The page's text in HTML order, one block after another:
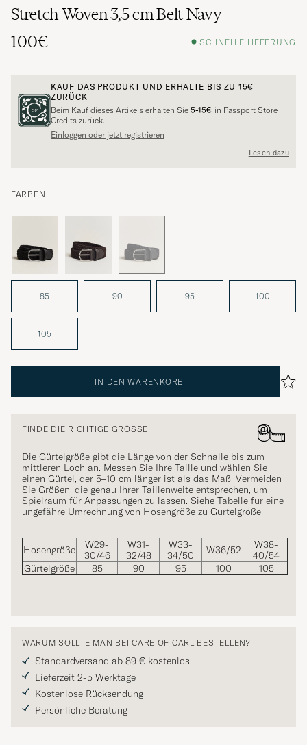
Stretch Woven 3,5 cm Belt Navy
100€
SCHNELLE LIEFERUNG
KAUF DAS PRODUKT UND ERHALTE BIS ZU 15€
ZURÜCK
Beim Kauf dieses Artikels erhalten Sie 5-15€ in Passport Store
Credits zurück.
Einloggen oder jetzt registrieren
Lesen dazu
FARBEN
85 90 95 100
105
IN DEN WARENKORB
FINDE DIE RICHTIGE GRÖSSE
Die Gürtelgröße gibt die Länge von der Schnalle bis zum
mittleren Loch an. Messen Sie Ihre Taille und wählen Sie
einen Gürtel, der 5–10 cm länger ist als das Maß. Vermeiden
Sie Größen, die genau Ihrer Taillenweite entsprechen, um
Spielraum für Anpassungen zu lassen. Siehe Tabelle für eine
ungefähre Umrechnung von Hosengröße zu Gürtelgröße.
Hosengröße
W29-
30/46
W31-
32/48
W33-
34/50
W36/52
W38-
40/54
Gürtelgröße
85 90 95 100 105
WARUM SOLLTE MAN BEI CARE OF CARL BESTELLEN?
Standardversand ab 89 € kostenlos
Lieferzeit 2-5 Werktage
Kostenlose Rücksendung
Persönliche Beratung